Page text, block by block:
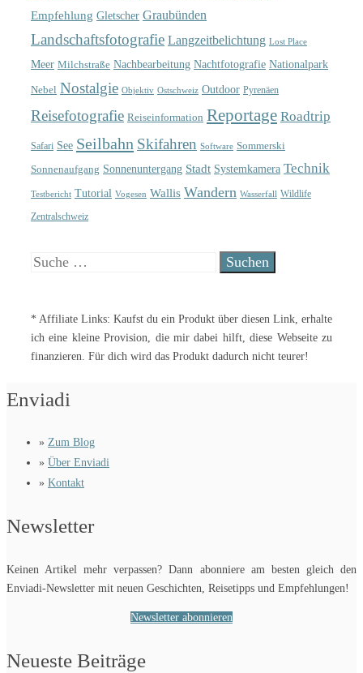
Empfehlung Gletscher Graubünden
Landschaftsfotografie Langzeitbelichtung Lost Place
Meer Milchstraße Nachbearbeitung Nachtfotografie Nationalpark
Nebel Nostalgie Objektiv Ostschweiz Outdoor Pyrenäen
Reisefotografie Reiseinformation Reportage Roadtrip
Safari See Seilbahn Skifahren Software Sommerski
Sonnenaufgang Sonnenuntergang Stadt Systemkamera Technik
Testbericht Tutorial Vogesen Wallis Wandern Wasserfall Wildlife
Zentralschweiz
Suche
* Affiliate Links: Kaufst du ein Produkt über diesen Link, erhalte
ich eine kleine Provision, die mir dabei hilft, diese Webseite zu
finanzieren. Für dich wird das Produkt dadurch nicht teurer!
Enviadi
» Zum Blog
» Über Enviadi
» Kontakt
Newsletter
Keinen Artikel mehr verpassen? Dann abonniere am besten gleich den
Enviadi-Newsletter mit neuen Geschichten, Reisetipps und Empfehlungen!
Newsletter abonnieren
Neueste Beiträge